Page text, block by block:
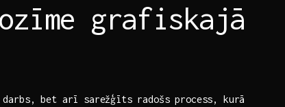
grafiskajā
bet arī sarežģīts radošs process, kurā